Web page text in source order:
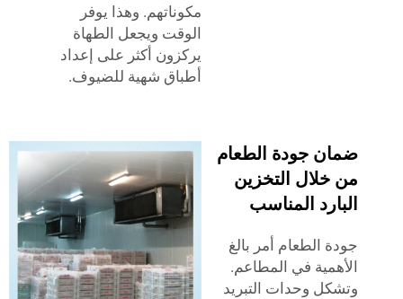
مكوناتهم. وهذا يوفر
الوقت ويجعل الطهاة
يركزون أكثر على إعداد
أطباق شهية للضيوف.
جودة الطعام
التخزين
المناسب
الطعام أمر بالغ
في المطاعم.
وحدات التبريد